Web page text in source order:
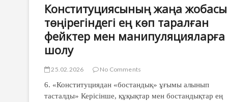
Конституциясының жаңа жобасы
төңірегіндегі ең көп таралған
фейктер мен манипуляцияларға
шолу
25.02.2026 No Comments
6. «Конституциядан «бостандық» ұғымы алынып
тасталды» Керісінше, құқықтар мен бостандықтар ең